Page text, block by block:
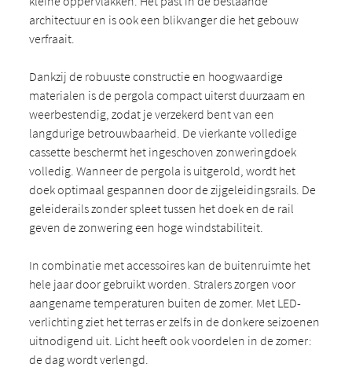
architectuur en is ook een blikvanger die het gebouw
verfraait.
Dankzij de robuuste constructie en hoogwaardige
materialen is de pergola compact uiterst duurzaam en
weerbestendig, zodat je verzekerd bent van een
langdurige betrouwbaarheid. De vierkante volledige
cassette beschermt het ingeschoven zonweringdoek
volledig. Wanneer de pergola is uitgerold, wordt het
doek optimaal gespannen door de zijgeleidingsrails. De
geleiderails zonder spleet tussen het doek en de rail
geven de zonwering een hoge windstabiliteit.
In combinatie met accessoires kan de buitenruimte het
hele jaar door gebruikt worden. Stralers zorgen voor
aangename temperaturen buiten de zomer. Met LED-
verlichting ziet het terras er zelfs in de donkere seizoenen
uitnodigend uit. Licht heeft ook voordelen in de zomer:
de dag wordt verlengd.